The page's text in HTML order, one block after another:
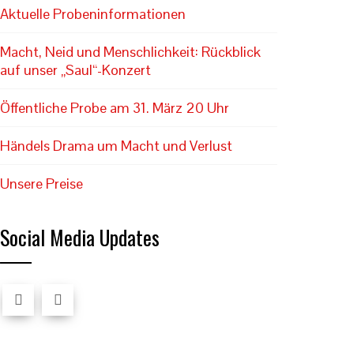
Aktuelle Probeninformationen
Macht, Neid und Menschlichkeit: Rückblick
auf unser „Saul“-Konzert
Öffentliche Probe am 31. März 20 Uhr
Händels Drama um Macht und Verlust
Unsere Preise
Social Media Updates